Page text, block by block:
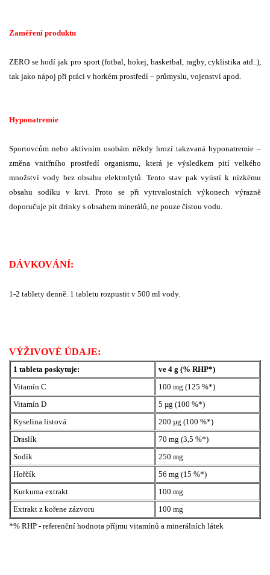
Zaměření produktu
ZERO se hodí jak pro sport (fotbal, hokej, basketbal, ragby, cyklistika atd..),
tak jako nápoj při práci v horkém prostředí – průmyslu, vojenství apod.
Hyponatremie
Sportovcům nebo aktivním osobám někdy hrozí takzvaná hyponatremie –
změna vnitřního prostředí organismu, která je výsledkem pití velkého
množství vody bez obsahu elektrolytů. Tento stav pak vyústí k nízkému
obsahu sodíku v krvi. Proto se při vytrvalostních výkonech výrazně
doporučuje pít drinky s obsahem minerálů, ne pouze čistou vodu.
DÁVKOVÁNÍ:
1-2 tablety denně. 1 tabletu rozpustit v 500 ml vody.
VÝŽIVOVÉ ÚDAJE:
1 tableta poskytuje:
ve 4 g (% RHP*)
Vitamín C
100 mg (125 %*)
Vitamín D
5 µg (100 %*)
Kyselina listová
200 µg (100 %*)
Draslík
70 mg (3,5 %*)
Sodík
250 mg
Hořčík
56 mg (15 %*)
Kurkuma extrakt
100 mg
Extrakt z kořene zázvoru
100 mg
*% RHP - referenční hodnota příjmu vitamínů a minerálních látek